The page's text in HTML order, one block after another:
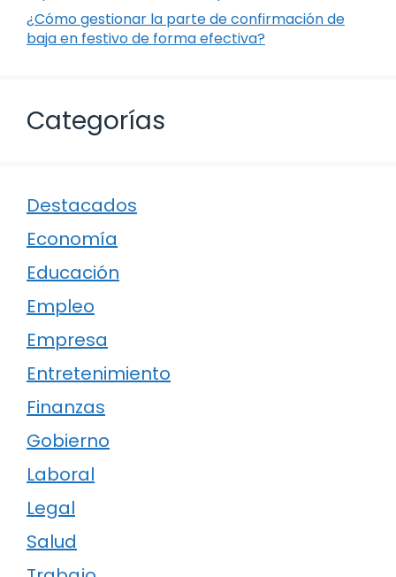
¿Cómo gestionar la parte de confirmación de
baja en festivo de forma efectiva?
Categorías
Destacados
Economía
Educación
Empleo
Empresa
Entretenimiento
Finanzas
Gobierno
Laboral
Legal
Salud